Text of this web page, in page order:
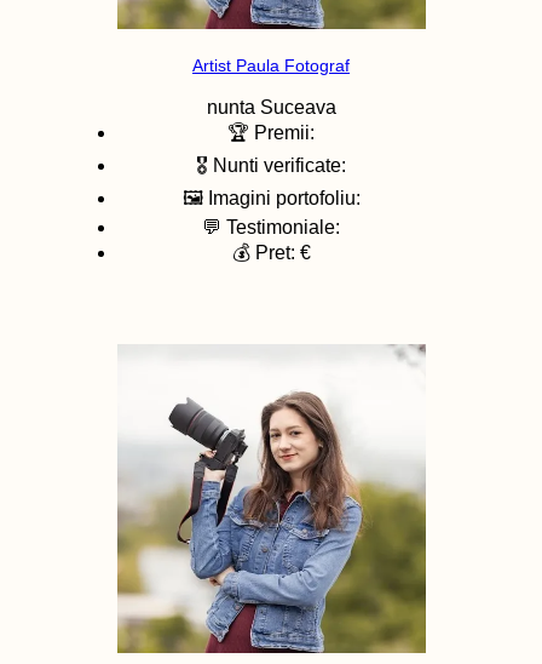
Artist Paula Fotograf
nunta Suceava
🏆 Premii:
🎖️ Nunti verificate:
🖼️ Imagini portofoliu:
💬 Testimoniale:
💰 Pret: €